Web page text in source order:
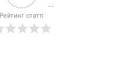
Рейтинг статті